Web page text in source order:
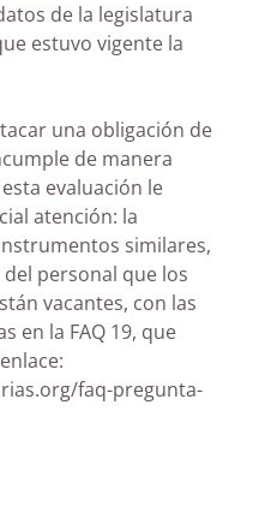
de la legislatura
estuvo vigente la
una obligación de
de manera
evaluación le
atención: la
similares,
personal que los
vacantes, con las
en la FAQ 19, que
faq-pregunta-